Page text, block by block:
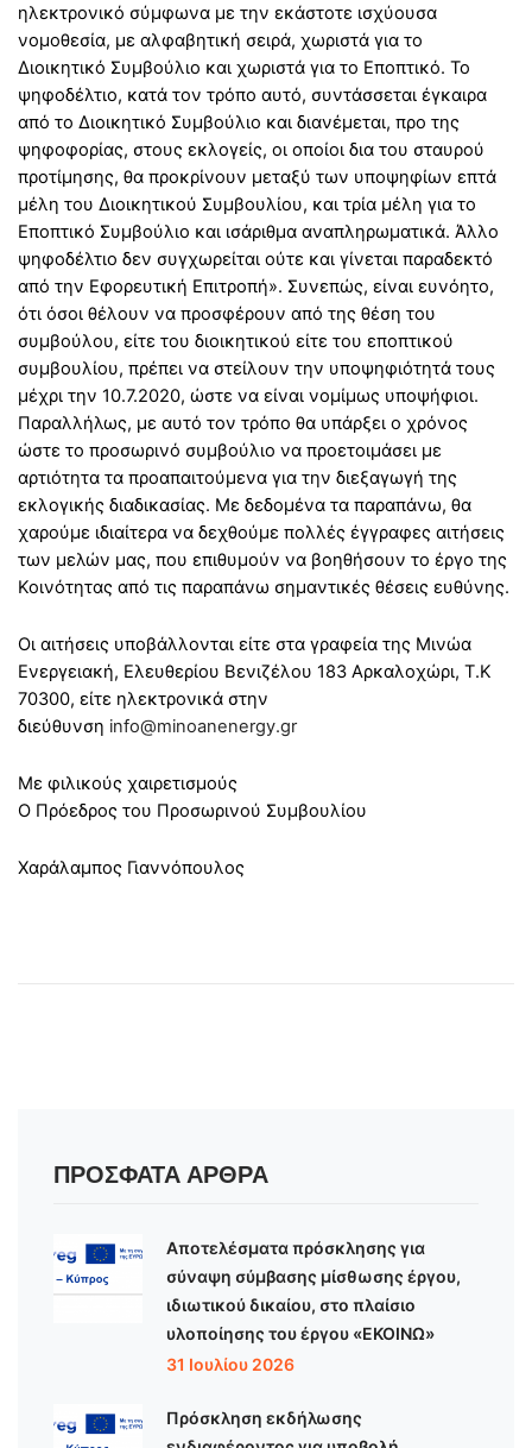
ηλεκτρονικό σύμφωνα με την εκάστοτε ισχύουσα
νομοθεσία, με αλφαβητική σειρά, χωριστά για το
Διοικητικό Συμβούλιο και χωριστά για το Εποπτικό. Το
ψηφοδέλτιο, κατά τον τρόπο αυτό, συντάσσεται έγκαιρα
από το Διοικητικό Συμβούλιο και διανέμεται, προ της
ψηφοφορίας, στους εκλογείς, οι οποίοι δια του σταυρού
προτίμησης, θα προκρίνουν μεταξύ των υποψηφίων επτά
μέλη του Διοικητικού Συμβουλίου, και τρία μέλη για το
Εποπτικό Συμβούλιο και ισάριθμα αναπληρωματικά. Άλλο
ψηφοδέλτιο δεν συγχωρείται ούτε και γίνεται παραδεκτό
από την Εφορευτική Επιτροπή». Συνεπώς, είναι ευνόητο,
ότι όσοι θέλουν να προσφέρουν από της θέση του
συμβούλου, είτε του διοικητικού είτε του εποπτικού
συμβουλίου, πρέπει να στείλουν την υποψηφιότητά τους
μέχρι την 10.7.2020, ώστε να είναι νομίμως υποψήφιοι.
Παραλλήλως, με αυτό τον τρόπο θα υπάρξει ο χρόνος
ώστε το προσωρινό συμβούλιο να προετοιμάσει με
αρτιότητα τα προαπαιτούμενα για την διεξαγωγή της
εκλογικής διαδικασίας. Με δεδομένα τα παραπάνω, θα
χαρούμε ιδιαίτερα να δεχθούμε πολλές έγγραφες αιτήσεις
των μελών μας, που επιθυμούν να βοηθήσουν το έργο της
Κοινότητας από τις παραπάνω σημαντικές θέσεις ευθύνης.
Οι αιτήσεις υποβάλλονται είτε στα γραφεία της Μινώα
Ενεργειακή, Ελευθερίου Βενιζέλου 183 Αρκαλοχώρι, Τ.Κ
70300, είτε ηλεκτρονικά στην
διεύθυνση info@minoanenergy.gr
Με φιλικούς χαιρετισμούς
Ο Πρόεδρος του Προσωρινού Συμβουλίου
Χαράλαμπος Γιαννόπουλος
ΠΡΌΣΦΑΤΑ ΆΡΘΡΑ
Αποτελέσματα πρόσκλησης για
σύναψη σύμβασης μίσθωσης έργου,
ιδιωτικού δικαίου, στο πλαίσιο
υλοποίησης του έργου «ΕΚΟΙΝΩ»
31 Ιουλίου 2026
Πρόσκληση εκδήλωσης